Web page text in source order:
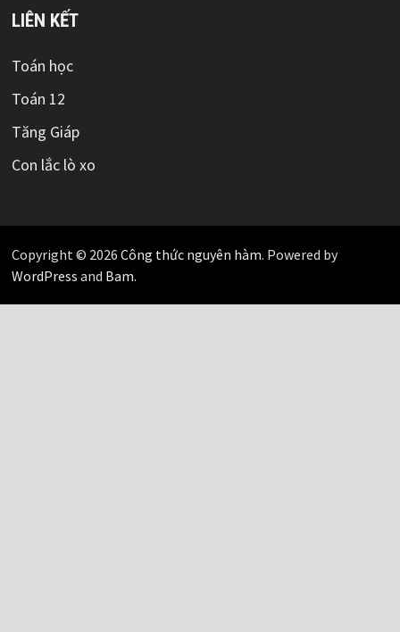
LIÊN KẾT
Toán học
Toán 12
Tăng Giáp
Con lắc lò xo
Copyright © 2026 Công thức nguyên hàm. Powered by
WordPress and Bam.